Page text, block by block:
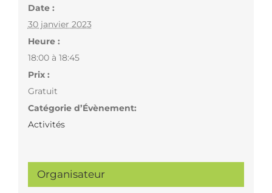
Date :
30 janvier 2023
Heure :
18:00 à 18:45
Prix :
Gratuit
Catégorie d’Évènement:
Activités
Organisateur